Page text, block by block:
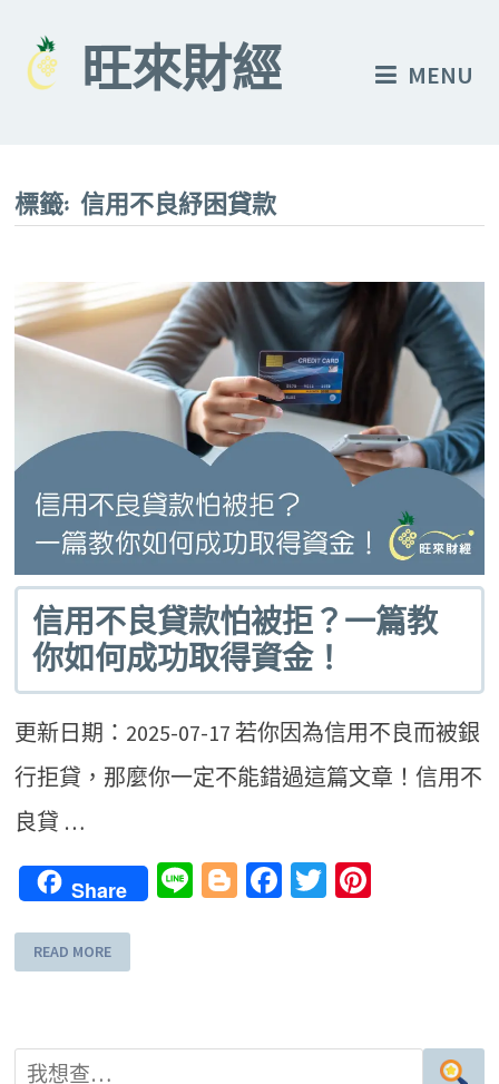
content
旺來財經 MENU
標籤:信用不良紓困貸款
信用不良貸款怕被拒？一篇教
你如何成功取得資金！
更新日期：2025-07-17 若你因為信用不良而被銀
行拒貸，那麼你一定不能錯過這篇文章！信用不
良貸 …
Share LineBlogger
Facebook
Twitter
READ MORE